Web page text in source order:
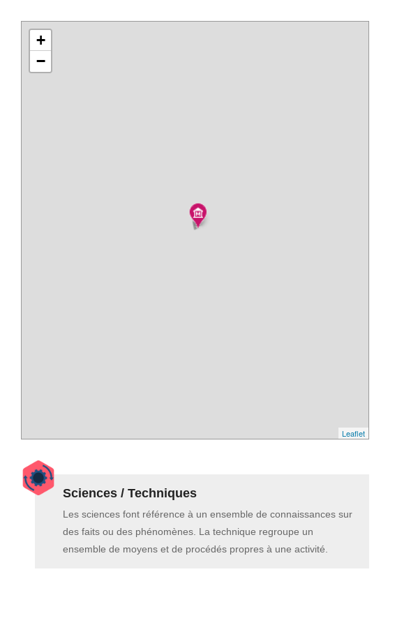
+
−
Leaflet
Sciences / Techniques
Les sciences font référence à un ensemble de connaissances sur
des faits ou des phénomènes. La technique regroupe un
ensemble de moyens et de procédés propres à une activité.